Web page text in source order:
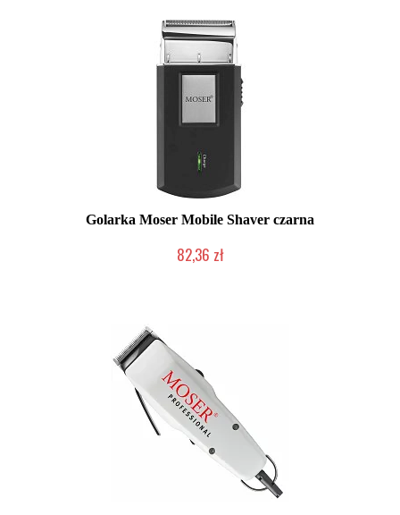
Golarka Moser Mobile Shaver czarna
82,36 zł